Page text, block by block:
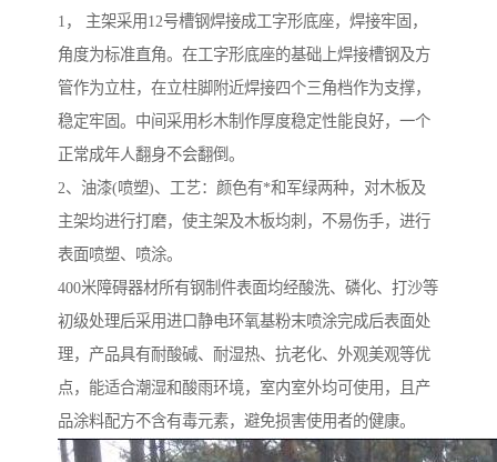
1， 主架采用12号槽钢焊接成工字形底座，焊接牢固，
角度为标准直角。在工字形底座的基础上焊接槽钢及方
管作为立柱，在立柱脚附近焊接四个三角档作为支撑，
稳定牢固。中间采用杉木制作厚度稳定性能良好，一个
正常成年人翻身不会翻倒。
2、油漆(喷塑)、工艺：颜色有*和军绿两种，对木板及
主架均进行打磨，使主架及木板均刺，不易伤手，进行
表面喷塑、喷涂。
400米障碍器材所有钢制件表面均经酸洗、磷化、打沙等
初级处理后采用进口静电环氧基粉末喷涂完成后表面处
理，产品具有耐酸碱、耐湿热、抗老化、外观美观等优
点，能适合潮湿和酸雨环境，室内室外均可使用，且产
品涂料配方不含有毒元素，避免损害使用者的健康。